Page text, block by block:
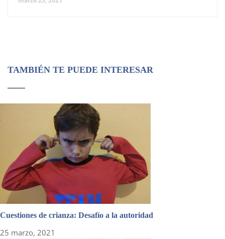
TAMBIÉN TE PUEDE INTERESAR
Cuestiones de crianza: Desafío a la autoridad
25 marzo, 2021